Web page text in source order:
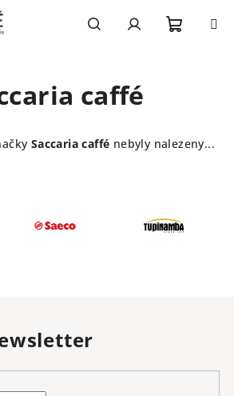
caffé
Saccaria caffé nebyly nalezeny...